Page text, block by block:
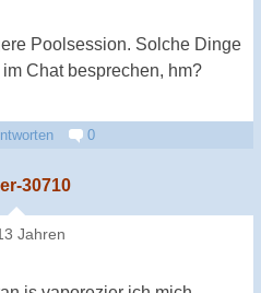
Poolsession. Solche Dinge
Chat besprechen, hm?
0
30710
Jahren